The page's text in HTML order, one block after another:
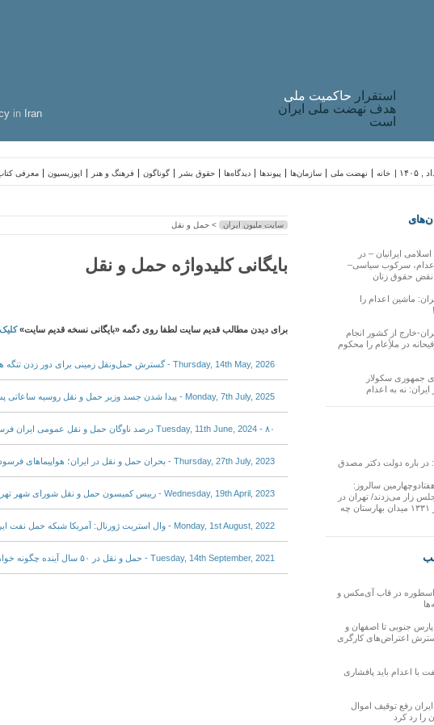
in Iran
استقرار حاکميت ملی
هدف نهضت ملی ایران
است
معرفی اپوزیسیون فرهنگ و هنر گوناگون حقوق بشر دیدگاه‌ها پیوندها سازمان‌ها نهضت ملی خانه
سایت ملیون ایران > حمل و نقل
بایگانی کلیدواژه حمل و نقل
برای دیدن مطالب قدیم سایت لطفا روی دگمه «بایگانی نسخه قدیم سایت»
Thursday, 14th May, 2026 - گسترش حمل‌ونقل زمینی برای دور زدن تنگه هرمز
Monday, 7th July, 2025 - پیدا شدن جسد وزیر حمل و نقل روسیه ساعاتی پس از برکناری توسط پوتین
Tuesday, 11th June, 2024 - ۸۰ درصد ناوگان حمل و نقل عمومی ایران فرسوده است
Thursday, 27th July, 2023 - بحران حمل و نقل در ایران؛ هواپیماهای فرسوده و راه‌آهن نا‌امن
Wednesday, 19th April, 2023 - رییس کمیسون حمل و نقل شورای شهر تهران: کرایه تاکسی بین ۴۵ تا ۶۰ درصد گران‌تر می‌شود
Monday, 1st August, 2022 - وال استریت ژورنال: آمریکا شبکه حمل نفت ایران را تحریم می‌کند
Tuesday, 14th September, 2021 - حمل و نقل در ۵۰ سال آینده چگونه خواهد بود؟
اسلامی ایرانیان – در
سرکوب سیاسی–
نقض حقوق زنان
ماشین اعدام را
خارج از کشور انجام
در ملأِعام را محکوم
جمهوری سکولار
نه به اعدام
در باره دولت دکتر مصدق
سالروز:
زار می‌زدند/ تهران در
آتش؛ ۳۰ تیر ۱۳۳۱ میدان بهارستان چه
اسطوره در قاب آی‌مکس و
جنوبی تا اصفهان و
اعتراض‌های کارگری
با اعدام باید پافشاری
رفع توقیف اموال
را رد کرد